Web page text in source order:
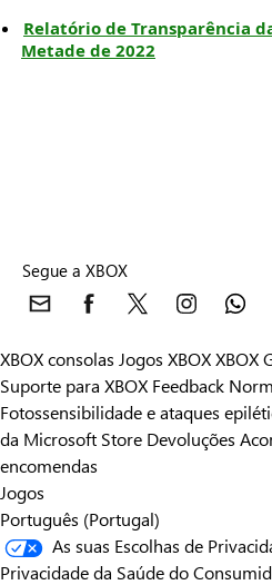
Relatório de Transparência
Metade de 2022
Segue a XBOX
XBOX consolas Jogos XBOXXBOX
Suporte para XBOX Feedback
Fotossensibilidade e ataques
da Microsoft Store Devoluções
encomendas
Jogos
Português (Portugal)
As suas Escolhas de
Privacidade da Saúde do